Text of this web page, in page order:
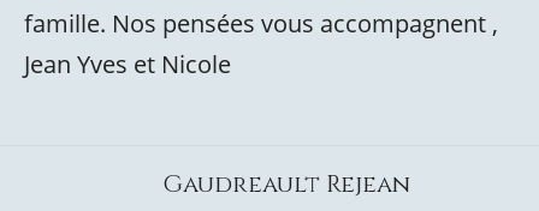
famille. Nos pensées vous accompagnent ,
Jean Yves et Nicole
Gaudreault Rejean